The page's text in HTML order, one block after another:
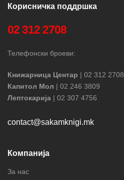
Корисничка поддршка
02 312 2708
Телефонски броеви:
Книжарница Центар | 02 312 2708
Капитол Мол | 02 246 3809
Лептокарија | 02 307 4756
contact@sakamknigi.mk
Компанија
За нас